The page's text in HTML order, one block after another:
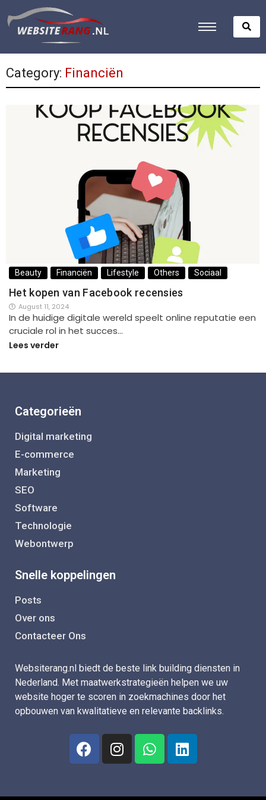
Category: Financiën
Beauty Financiën Lifestyle Others Sociaal
Het kopen van Facebook recensies
August 11, 2024
In de huidige digitale wereld speelt online reputatie een
cruciale rol in het succes…
Lees verder
Categorieën
Digital marketing
E-commerce
Marketing
SEO
Software
Technologie
Webontwerp
Snelle koppelingen
Posts
Over ons
Contacteer Ons
Websiterang.nl biedt de beste link building diensten in
Nederland. Met maatwerkstrategieën helpen we uw
website hoger te scoren in zoekmachines door het
opbouwen van kwalitatieve en relevante backlinks.